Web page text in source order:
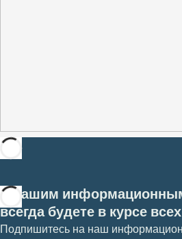
С нашим
всегда будете в курсе
Подпишитесь на наш